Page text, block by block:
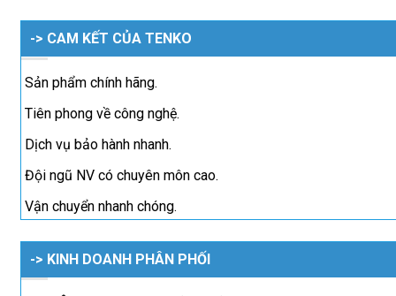
-> CAM KẾT CỦA TENKO
Sản phẩm chính hãng.
Tiên phong về công nghệ.
Dịch vụ bảo hành nhanh.
Đội ngũ NV có chuyên môn cao.
Vận chuyển nhanh chóng.
-> KINH DOANH PHÂN PHỐI